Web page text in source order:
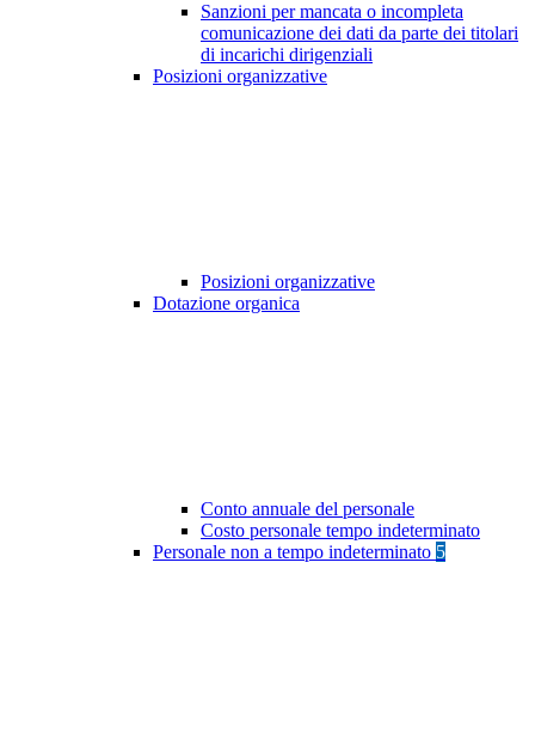
Sanzioni per mancata o incompleta
comunicazione dei dati da parte dei titolari
di incarichi dirigenziali
Posizioni organizzative
Posizioni organizzative
Dotazione organica
Conto annuale del personale
Costo personale tempo indeterminato
Personale non a tempo indeterminato 5